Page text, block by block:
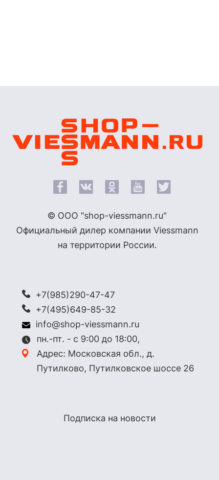
© ООО "shop-viessmann.ru"
Официальный дилер компании Viessmann
на территории России.
+7(985)290-47-47
+7(495)649-85-32
info@shop-viessmann.ru
пн.-пт. - с 9:00 до 18:00,
Адрес: Московская обл., д.
Путилково, Путилковское шоссе 26
Подписка на новости